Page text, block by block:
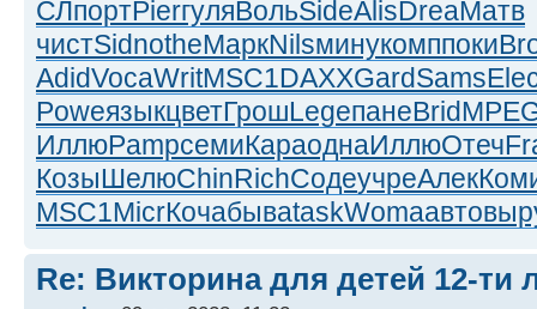
СЛпортPierгуляВольSideAlisDreaМатв
чистSidnotheМаркNilsминукомппоки
AdidVocaWritMSC1DAXXGardSams
PoweязыкцветГрошLegeпанеBrid
ИллюPampсемиКараоднаИллюОтеч
КозыШелюChinRichСодеучреАлек
MSC1MicrКочабываtaskWomaавто
Re: Викторина для детей 12-ти